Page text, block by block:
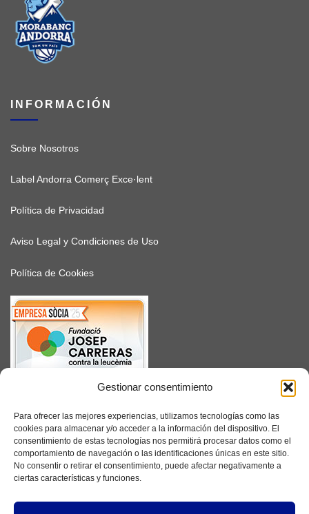
Gestionar consentimiento
Para ofrecer las mejores experiencias, utilizamos tecnologías como las
cookies para almacenar y/o acceder a la información del dispositivo. El
consentimiento de estas tecnologías nos permitirá procesar datos como el
comportamiento de navegación o las identificaciones únicas en este sitio.
No consentir o retirar el consentimiento, puede afectar negativamente a
ciertas características y funciones.
INFORMACIÓN
Sobre Nosotros
Label Andorra Comerç Exce·lent
Política de Privacidad
Aviso Legal y Condiciones de Uso
Política de Cookies
SUSCRÍBETE
Facebook
Instagram